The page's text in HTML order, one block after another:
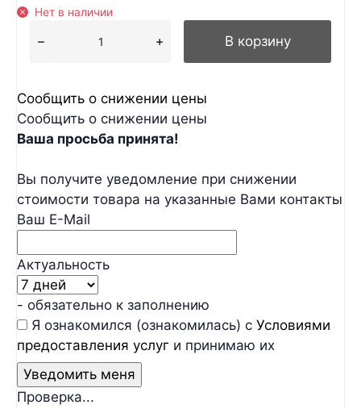
Нет в наличии
В корзину
Сообщить о снижении цены
Сообщить о снижении цены
Ваша просьба принята!
Вы получите уведомление при снижении
стоимости товара на указанные Вами контакты
Ваш E-Mail
Актуальность
- обязательно к заполнению
Я ознакомился (ознакомилась) с Условиями
предоставления услуг и принимаю их
Проверка...